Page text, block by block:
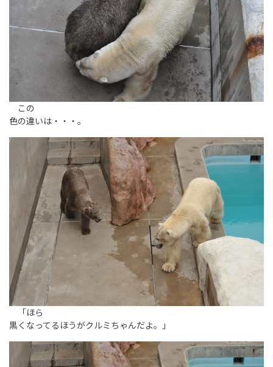
この
色の違いは・・・。
「ほら
黒くなってるほうがクルミちゃんだよ。」